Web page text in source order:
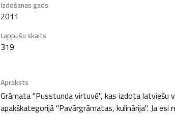
Izdošanas gads
2011
Lappušu skaits
319
Apraksts
Grāmata "Pusstunda virtuvē", kas izdota latviešu
apakškategorijā "Pavārgrāmatas, kulinārija". Ja